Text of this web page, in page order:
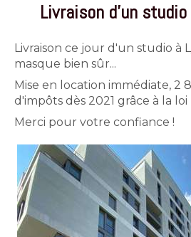
Livraison d'un studio
Livraison ce jour d'un studio à
masque bien sûr...
Mise en location immédiate, 2
d'impôts dès 2021 grâce à la loi
Merci pour votre confiance !